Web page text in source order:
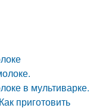
в мультиварке.
приготовить